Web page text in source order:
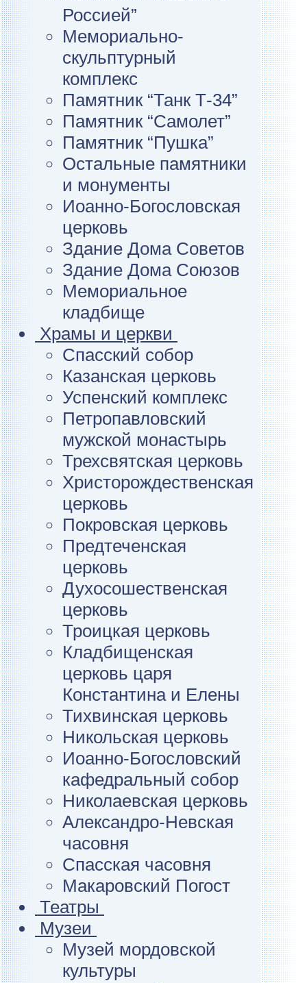
Россией”
Мемориально-
скульптурный
комплекс
Памятник “Танк Т-34”
Памятник “Самолет”
Памятник “Пушка”
Остальные памятники
и монументы
Иоанно-Богословская
церковь
Здание Дома Советов
Здание Дома Союзов
Мемориальное
кладбище
Храмы и церкви
Спасский собор
Казанская церковь
Успенский комплекс
Петропавловский
мужской монастырь
Трехсвятская церковь
Христорождественская
церковь
Покровская церковь
Предтеченская
церковь
Духосошественская
церковь
Троицкая церковь
Кладбищенская
церковь царя
Константина и Елены
Тихвинская церковь
Никольская церковь
Иоанно-Богословский
кафедральный собор
Николаевская церковь
Александро-Невская
часовня
Спасская часовня
Макаровский Погост
Театры
Музеи
Музей мордовской
культуры